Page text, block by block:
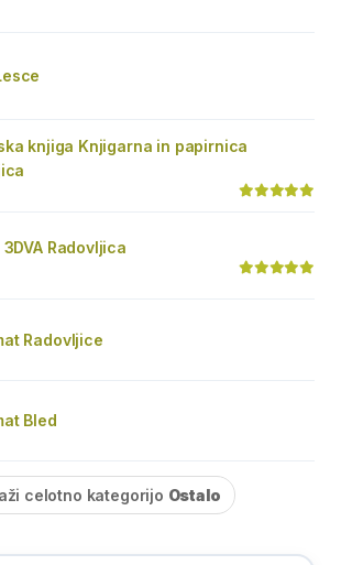
knjiga Knjigarna in papirnica
Radovljica
Radovljice
Bled
celotno kategorijo Ostalo